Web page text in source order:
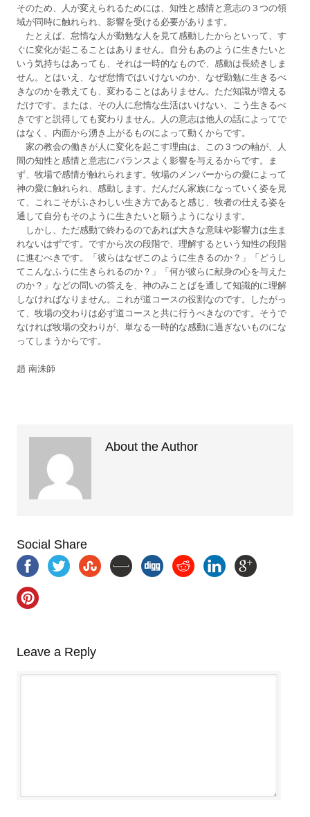
そのため、人が変えられるためには、知性と感情と意志の３つの領
域が同時に触れられ、影響を受ける必要があります。
たとえば、怠惰な人が勤勉な人を見て感動したからといって、す
ぐに変化が起こることはありません。自分もあのように生きたいと
いう気持ちはあっても、それは一時的なもので、感動は長続きしま
せん。とはいえ、なぜ怠惰ではいけないのか、なぜ勤勉に生きるべ
きなのかを教えても、変わることはありません。ただ知識が増える
だけです。または、その人に怠惰な生活はいけない、こう生きるべ
きですと説得しても変わりません。人の意志は他人の話によってで
はなく、内面から湧き上がるものによって動くからです。
家の教会の働きが人に変化を起こす理由は、この３つの軸が、人
間の知性と感情と意志にバランスよく影響を与えるからです。ま
ず、牧場で感情が触れられます。牧場のメンバーからの愛によって
神の愛に触れられ、感動します。だんだん家族になっていく姿を見
て、これこそがふさわしい生き方であると感じ、牧者の仕える姿を
通して自分もそのように生きたいと願うようになります。
しかし、ただ感動で終わるのであれば大きな意味や影響力は生ま
れないはずです。ですから次の段階で、理解するという知性の段階
に進むべきです。「彼らはなぜこのように生きるのか？」「どうし
てこんなふうに生きられるのか？」「何が彼らに献身の心を与えた
のか？」などの問いの答えを、神のみことばを通して知識的に理解
しなければなりません。これが道コースの役割なのです。したがっ
て、牧場の交わりは必ず道コースと共に行うべきなのです。そうで
なければ牧場の交わりが、単なる一時的な感動に過ぎないものにな
ってしまうからです。
趙 南洙師
About the Author
Social Share
Leave a Reply